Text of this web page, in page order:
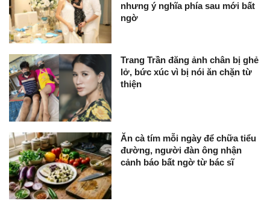
nhưng ý nghĩa phía sau mới bất
ngờ
Trang Trần đăng ảnh chân bị ghẻ
lở, bức xúc vì bị nói ăn chặn từ
thiện
Ăn cà tím mỗi ngày để chữa tiểu
đường, người đàn ông nhận
cảnh báo bất ngờ từ bác sĩ